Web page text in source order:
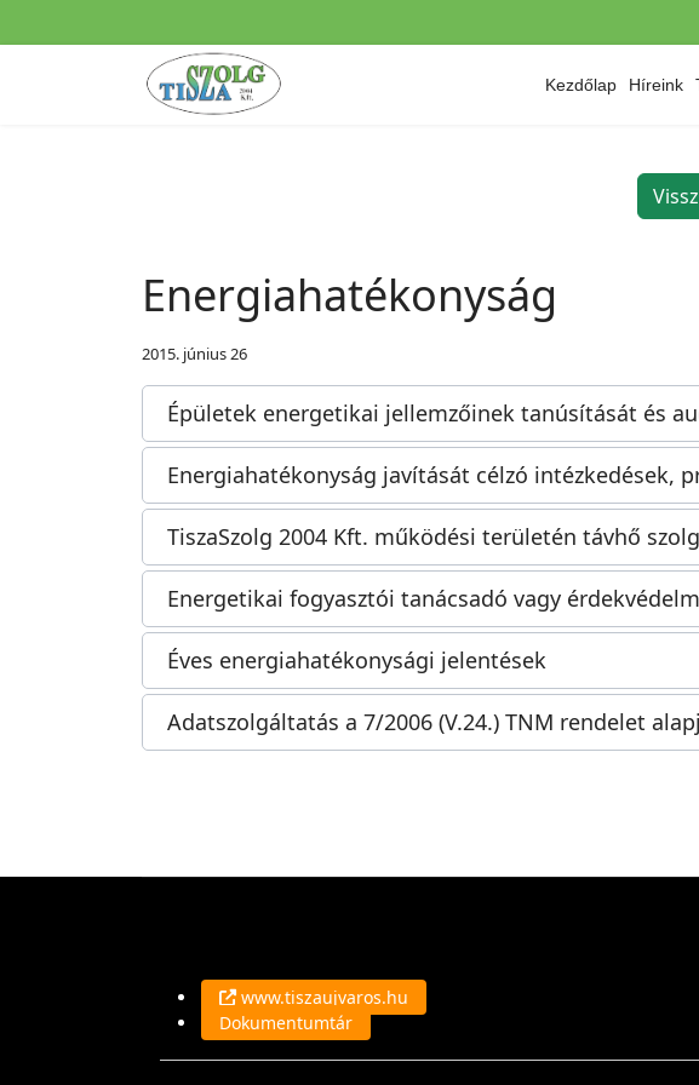
Kezdőlap Híreink
Energiahatékonyság
2015. június 26
Épületek energetikai jellemzőinek tanúsítását és
Energiahatékonyság javítását célzó intézkedések,
TiszaSzolg 2004 Kft. működési területén távhő
Energetikai fogyasztói tanácsadó vagy
Éves energiahatékonysági jelentések
Adatszolgáltatás a 7/2006 (V.24.) TNM rendelet
www.tiszaujvaros.hu
Dokumentumtár